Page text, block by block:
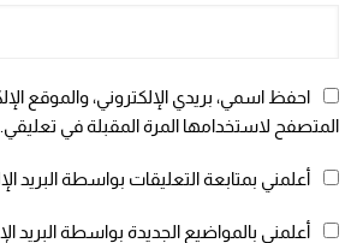
احفظ اسمي، بريدي الإلكتروني، والموقع
المتصفح لاستخدامها المرة المقبلة في تعليقي.
أعلمني بمتابعة التعليقات بواسطة البريد
أعلمني بالمواضيع الجديدة بواسطة البريد